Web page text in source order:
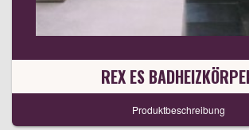
REX ES
Produktbeschreibung